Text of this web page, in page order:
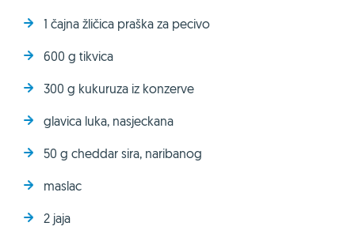
1 čajna žličica praška za pecivo
600 g tikvica
300 g kukuruza iz konzerve
glavica luka, nasjeckana
50 g cheddar sira, naribanog
maslac
2 jaja